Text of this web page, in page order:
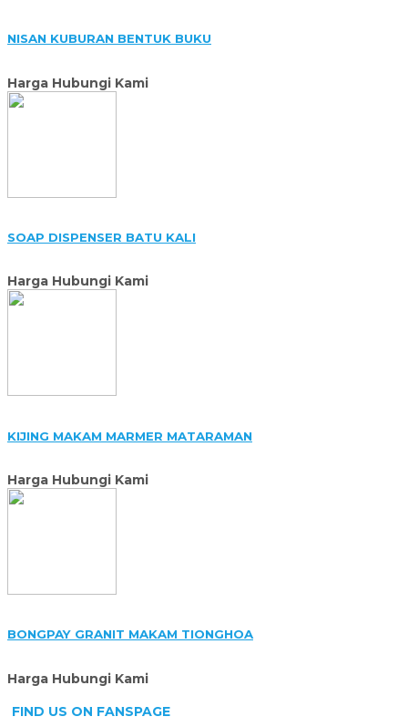
NISAN KUBURAN BENTUK BUKU
Harga Hubungi Kami
SOAP DISPENSER BATU KALI
Harga Hubungi Kami
KIJING MAKAM MARMER MATARAMAN
Harga Hubungi Kami
BONGPAY GRANIT MAKAM TIONGHOA
Harga Hubungi Kami
FIND US ON FANSPAGE